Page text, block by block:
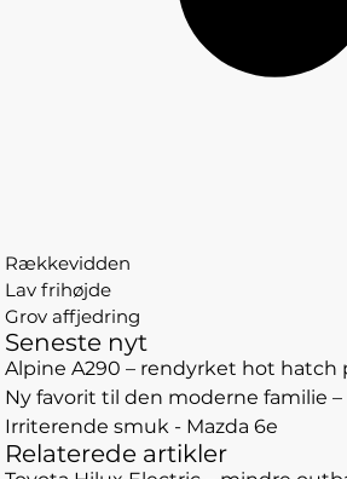
Rækkevidden
Lav frihøjde
Grov affjedring
Seneste nyt
Alpine A290 – rendyrket hot hatch
Ny favorit til den moderne familie –
Irriterende smuk - Mazda 6e
Relaterede artikler